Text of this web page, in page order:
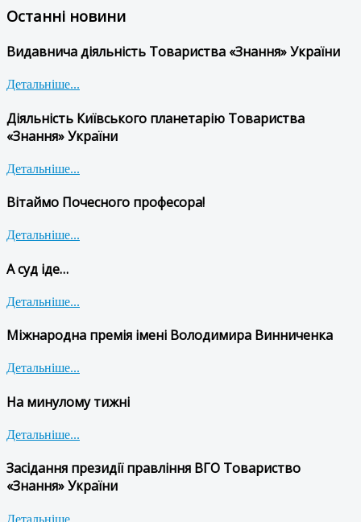
Останні новини
Видавнича діяльність Товариства «Знання» України
Детальніше...
Діяльність Київського планетарію Товариства
«Знання» України
Детальніше...
Вітаймо Почесного професора!
Детальніше...
А суд іде…
Детальніше...
Міжнародна премія імені Володимира Винниченка
Детальніше...
На минулому тижні
Детальніше...
Засідання президії правління ВГО Товариство
«Знання» України
Детальніше...